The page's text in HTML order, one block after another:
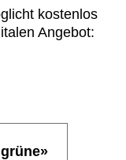
kostenlos
Angebot: